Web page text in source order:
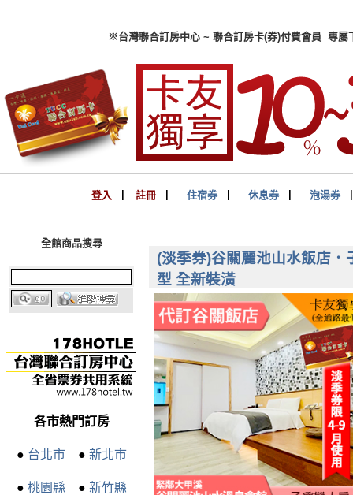
※台灣聯合訂房中心 ~ 聯合
登入 註冊 住宿券 休息券 泡湯券
全館商品搜尋
各市熱門訂房
● 台北市● 新北市
● 桃園縣 ● 新竹縣
(淡季券)谷關麗池山水飯店
型 全新裝潢